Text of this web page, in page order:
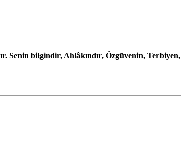
Senin bilgindir, Ahlâkındır, Özgüvenin,